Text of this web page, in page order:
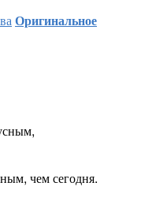
Оригинальное
чем сегодня.